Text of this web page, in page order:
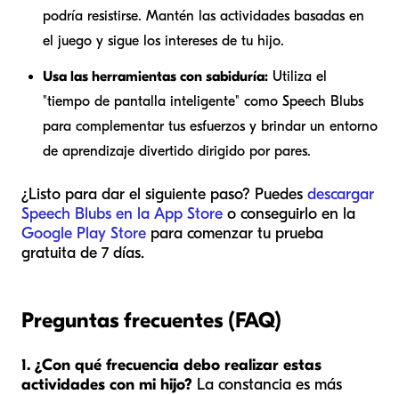
podría resistirse. Mantén las actividades basadas en
el juego y sigue los intereses de tu hijo.
Usa las herramientas con sabiduría: Utiliza el
"tiempo de pantalla inteligente" como Speech Blubs
para complementar tus esfuerzos y brindar un entorno
de aprendizaje divertido dirigido por pares.
¿Listo para dar el siguiente paso? Puedes descargar
Speech Blubs en la App Store o conseguirlo en la
Google Play Store para comenzar tu prueba
gratuita de 7 días.
Preguntas frecuentes (FAQ)
1. ¿Con qué frecuencia debo realizar estas
actividades con mi hijo? La constancia es más